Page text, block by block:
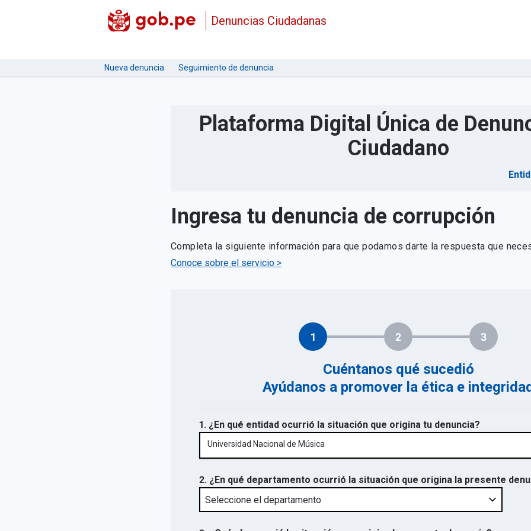
Denuncias Ciudadanas
Nueva denuncia Seguimiento de denuncia
Plataforma Digital Única de
Ciudadano
Ingresa tu denuncia de corrupción
Completa la siguiente información para que podamos darte la respuesta que
Conoce sobre el servicio >
1 2 3
Cuéntanos qué sucedió
Ayúdanos a promover la ética e integridad
1. ¿En qué entidad ocurrió la situación que origina tu denuncia?
Universidad Nacional de Música
2. ¿En qué departamento ocurrió la situación que origina la presente